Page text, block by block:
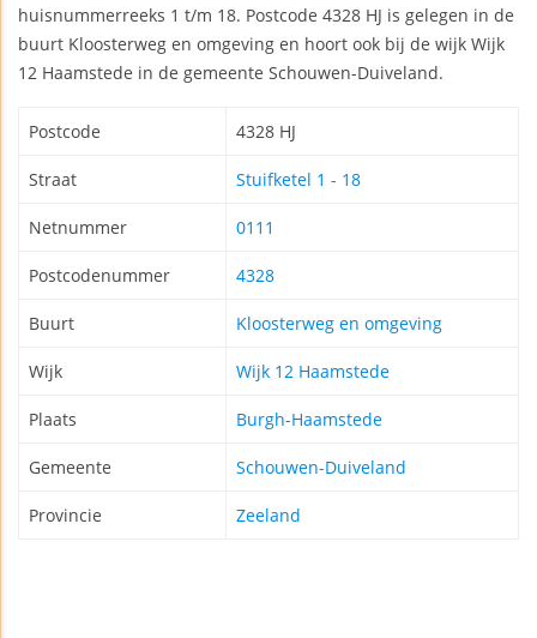
huisnummerreeks 1 t/m 18. Postcode 4328 HJ is gelegen in de
buurt Kloosterweg en omgeving en hoort ook bij de wijk Wijk
12 Haamstede in de gemeente Schouwen-Duiveland.
Postcode 4328 HJ
Straat Stuifketel 1 - 18
Netnummer 0111
Postcodenummer 4328
Buurt Kloosterweg en omgeving
Wijk Wijk 12 Haamstede
Plaats Burgh-Haamstede
Gemeente Schouwen-Duiveland
Provincie Zeeland